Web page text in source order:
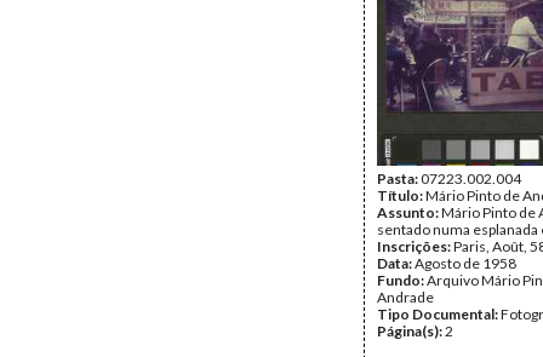
Pasta:07223.002.004
Título:Mário Pinto de
Assunto:Mário Pinto de
sentado numa esplanada
Inscrições:Paris, Août,
Data:Agosto de 1958
Fundo:Arquivo Mário
Andrade
Tipo Documental:
Página(s):2